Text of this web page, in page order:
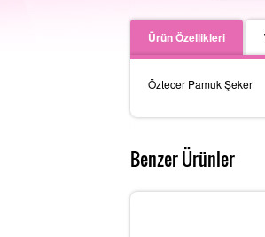
Ürün Özellikleri
Öztecer Pamuk Şeker
Benzer Ürünler